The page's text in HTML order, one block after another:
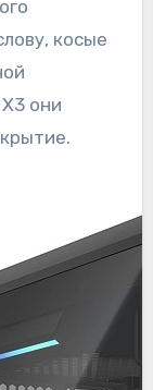
косые
они